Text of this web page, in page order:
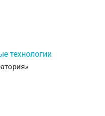
технологии